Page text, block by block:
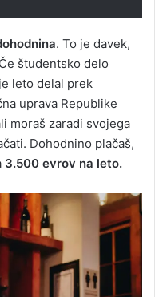
. To je davek,
študentsko delo
leto delal prek
uprava Republike
moraš zaradi svojega
Dohodnino plačaš,
3.500 evrov na leto.